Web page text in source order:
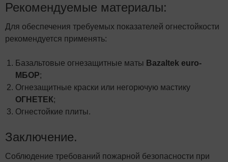
Рекомендуемые материалы:
Для обеспечения требуемых показателей огнестойкости
рекомендуется применять:
Базальтовые огнезащитные маты Bazaltek euro-
МБОР;
Огнезащитные краски или негорючую мастику
ОГНЕТЕК;
Огнестойкие плиты.
Заключение.
Соблюдение требований пожарной безопасности при